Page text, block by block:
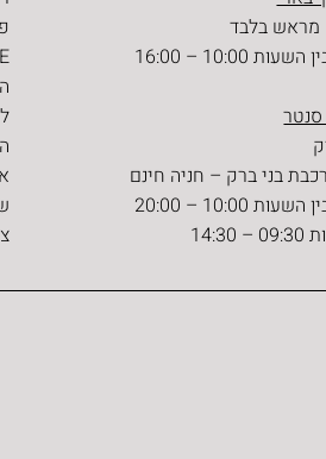
מראש בלבד
10:00 – 16:00
סנטר
בני ברק – חניה חינם
10:00 – 20:00